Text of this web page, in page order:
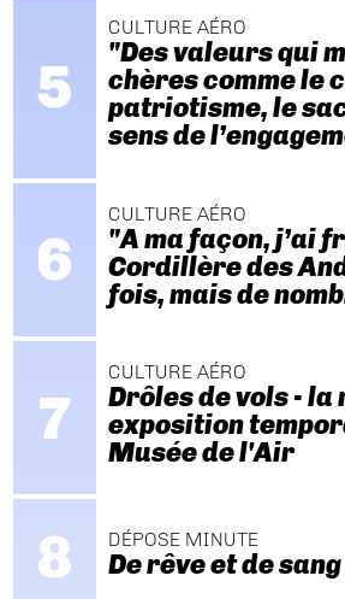
CULTURE AÉRO
"Des valeurs qui
chères comme le
patriotisme, le
sens de
CULTURE AÉRO
"A ma façon, j’ai
Cordillère des
fois, mais de
CULTURE AÉRO
Drôles de vols - la
exposition
Musée de l'Air
DÉPOSE MINUTE
De rêve et de sang